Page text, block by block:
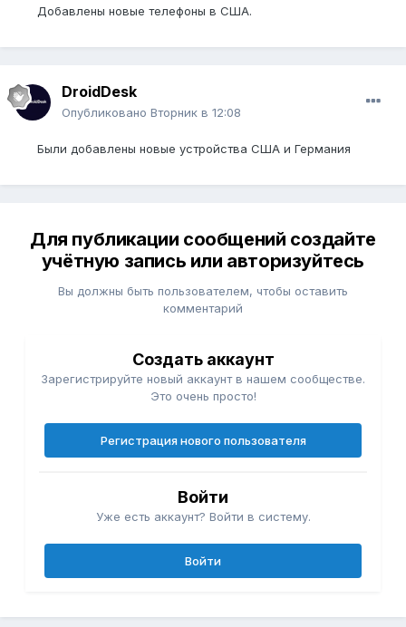
Добавлены новые телефоны в США.
DroidDesk
Опубликовано Вторник в 12:08
Были добавлены новые устройства США и Германия
Для публикации сообщений создайте
учётную запись или авторизуйтесь
Вы должны быть пользователем, чтобы оставить
комментарий
Создать аккаунт
Зарегистрируйте новый аккаунт в нашем сообществе.
Это очень просто!
Регистрация нового пользователя
Войти
Уже есть аккаунт? Войти в систему.
Войти